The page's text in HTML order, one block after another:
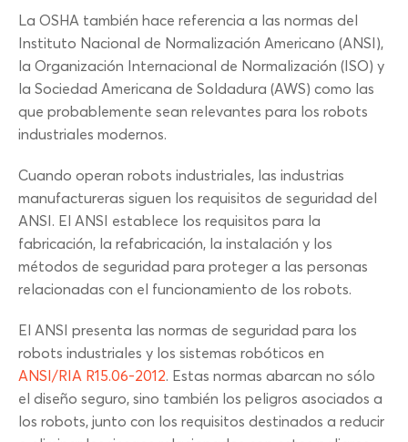
La OSHA también hace referencia a las normas del
Instituto Nacional de Normalización Americano (ANSI),
la Organización Internacional de Normalización (ISO) y
la Sociedad Americana de Soldadura (AWS) como las
que probablemente sean relevantes para los robots
industriales modernos.
Cuando operan robots industriales, las industrias
manufactureras siguen los requisitos de seguridad del
ANSI. El ANSI establece los requisitos para la
fabricación, la refabricación, la instalación y los
métodos de seguridad para proteger a las personas
relacionadas con el funcionamiento de los robots.
El ANSI presenta las normas de seguridad para los
robots industriales y los sistemas robóticos en
ANSI/RIA R15.06-2012. Estas normas abarcan no sólo
el diseño seguro, sino también los peligros asociados a
los robots, junto con los requisitos destinados a reducir